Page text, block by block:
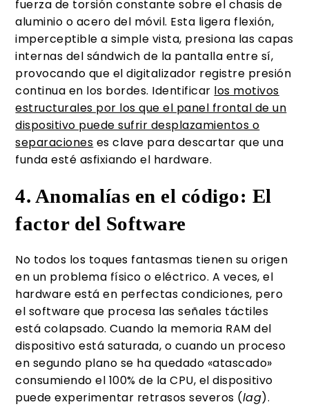
fuerza de torsión constante sobre el chasis de
aluminio o acero del móvil. Esta ligera flexión,
imperceptible a simple vista, presiona las capas
internas del sándwich de la pantalla entre sí,
provocando que el digitalizador registre presión
continua en los bordes. Identificar los motivos
estructurales por los que el panel frontal de un
dispositivo puede sufrir desplazamientos o
separaciones es clave para descartar que una
funda esté asfixiando el hardware.
4. Anomalías en el código: El
factor del Software
No todos los toques fantasmas tienen su origen
en un problema físico o eléctrico. A veces, el
hardware está en perfectas condiciones, pero
el software que procesa las señales táctiles
está colapsado. Cuando la memoria RAM del
dispositivo está saturada, o cuando un proceso
en segundo plano se ha quedado «atascado»
consumiendo el 100% de la CPU, el dispositivo
puede experimentar retrasos severos (lag).